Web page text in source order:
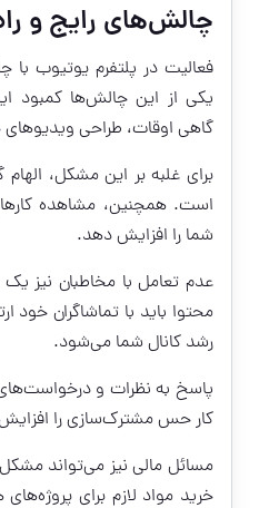
چالش‌های رایج و
فعالیت در پلتفرم یوتیوب
یکی از این چالش‌ها کمبود
گاهی اوقات، طراحی
برای غلبه بر این مشکل، الهام
است. همچنین، مشاهده
شما را افزایش دهد.
عدم تعامل با مخاطبان نیز
محتوا باید با تماشاگران خود
رشد کانال شما می‌شود.
پاسخ به نظرات و
کار حس مشترک‌سازی را
مسائل مالی نیز می‌تواند
خرید مواد لازم برای